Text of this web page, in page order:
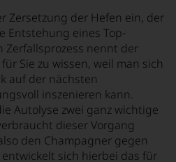
Zersetzung der Hefen ein, der
Entstehung eines Top-
Zerfallsprozess nennt der
Sie zu wissen, weil man sich
auf der nächsten
inszenieren kann.
Autolyse zwei ganz wichtige
dieser Vorgang
den Champagner gegen
sich hierbei das für